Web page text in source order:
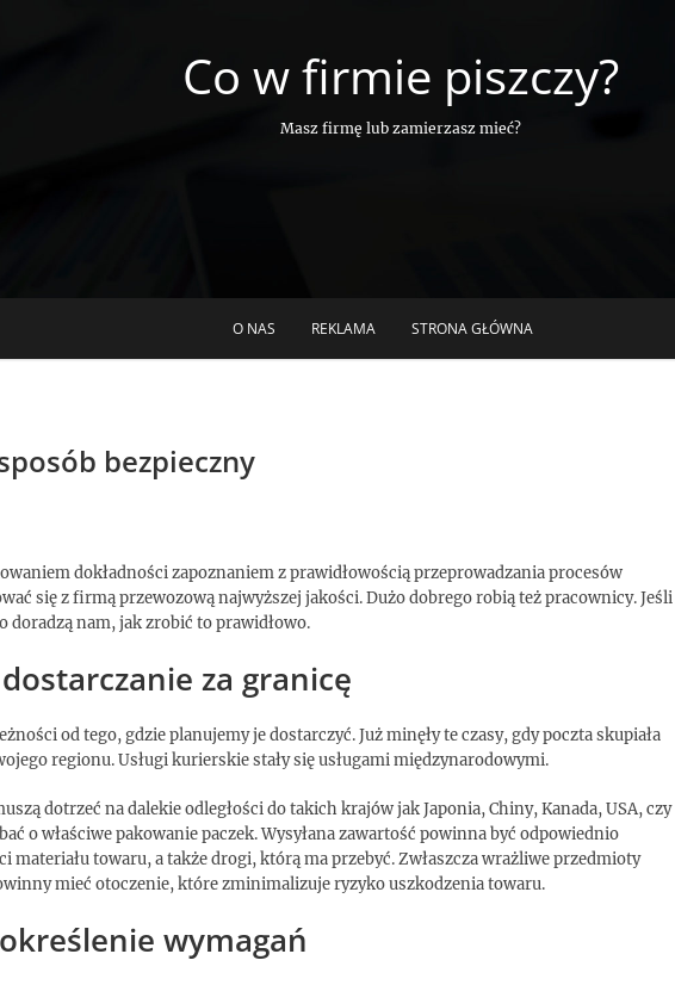
Co w firmie piszczy?
Masz firmę lub zamierzasz mieć?
O NAS REKLAMA STRONA GŁÓWNA
bezpieczny
dokładności zapoznaniem z prawidłowością przeprowadzania procesów
się z firmą przewozową najwyższej jakości. Dużo dobrego robią też pracownicy. Jeśli
nam, jak zrobić to prawidłowo.
za granicę
od tego, gdzie planujemy je dostarczyć. Już minęły te czasy, gdy poczta skupiała
regionu. Usługi kurierskie stały się usługami międzynarodowymi.
dotrzeć na dalekie odległości do takich krajów jak Japonia, Chiny, Kanada, USA, czy
o właściwe pakowanie paczek. Wysyłana zawartość powinna być odpowiednio
materiału towaru, a także drogi, którą ma przebyć. Zwłaszcza wrażliwe przedmioty
mieć otoczenie, które zminimalizuje ryzyko uszkodzenia towaru.
wymagań